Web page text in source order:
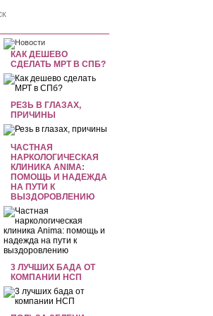
КАК ДЕШЕВО
СДЕЛАТЬ МРТ В СПБ?
РЕЗЬ В ГЛАЗАХ,
ПРИЧИНЫ
ЧАСТНАЯ
НАРКОЛОГИЧЕСКАЯ
КЛИНИКА ANIMA:
ПОМОЩЬ И НАДЕЖДА
НА ПУТИ К
ВЫЗДОРОВЛЕНИЮ
3 ЛУЧШИХ БАДА ОТ
КОМПАНИИ НСП